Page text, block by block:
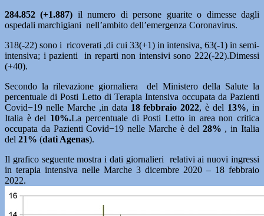
284.852 (+1.887) il numero di persone guarite o dimesse dagli
ospedali marchigiani nell’ambito dell’emergenza Coronavirus.
318(-22) sono i ricoverati ,di cui 33(+1) in intensiva, 63(-1) in semi-
intensiva; i pazienti in reparti non intensivi sono 222(-22).Dimessi
(+40).
Secondo la rilevazione giornaliera del Ministero della Salute la
percentuale di Posti Letto di Terapia Intensiva occupata da Pazienti
Covid−19 nelle Marche ,in data 18 febbraio 2022, è del 13%, in
Italia è del 10%.La percentuale di Posti Letto in area non critica
occupata da Pazienti Covid−19 nelle Marche è del 28% , in Italia
del 21% (dati Agenas).
Il grafico seguente mostra i dati giornalieri relativi ai nuovi ingressi
in terapia intensiva nelle Marche 3 dicembre 2020 – 18 febbraio
2022.